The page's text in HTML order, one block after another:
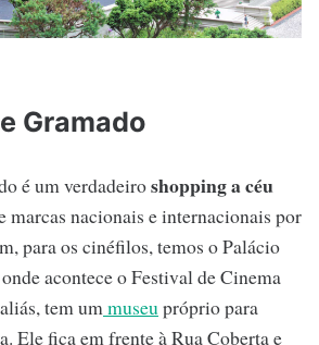
Gramado
é um verdadeiroshopping a céu
marcas nacionais e internacionais por
para os cinéfilos, temos o Palácio
acontece o Festival de Cinema
tem ummuseupróprio para
Ele fica em frente à Rua Coberta e